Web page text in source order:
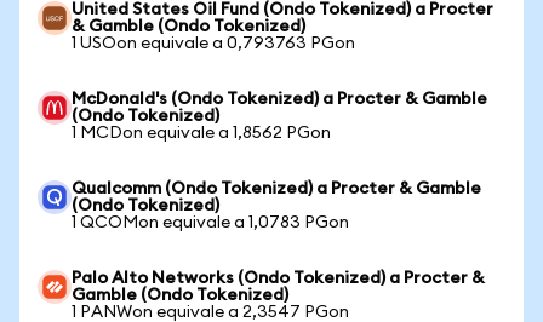
United States Oil Fund (Ondo Tokenized) a Procter
& Gamble (Ondo Tokenized)
1 USOon equivale a 0,793763 PGon
McDonald's (Ondo Tokenized) a Procter & Gamble
(Ondo Tokenized)
1 MCDon equivale a 1,8562 PGon
Qualcomm (Ondo Tokenized) a Procter & Gamble
(Ondo Tokenized)
1 QCOMon equivale a 1,0783 PGon
Palo Alto Networks (Ondo Tokenized) a Procter &
Gamble (Ondo Tokenized)
1 PANWon equivale a 2,3547 PGon